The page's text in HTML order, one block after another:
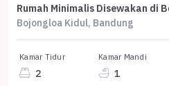
Bojongloa Kidul, Bandung
Kamar Tidur
2
Kamar Mandi
1